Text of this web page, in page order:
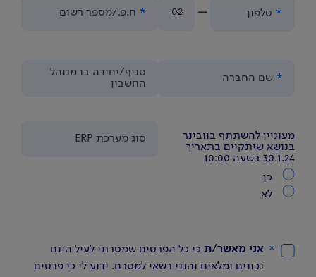
02 - טלפון ח.פ./מספר רשום
שם החברה
סניף/יחידה בו מנוהל
החשבון
מעוניין להשתתף בוובינר
בנושא שיתקיים בתאריך
30.1.24 בשעה 10:00
כן
לא
סוג מערכת ERP
אני מאשר/ת